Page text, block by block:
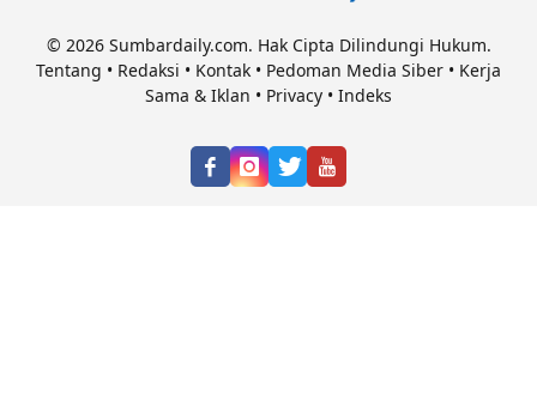
© 2026 Sumbardaily.com. Hak Cipta Dilindungi Hukum.
Tentang • Redaksi • Kontak • Pedoman Media Siber • Kerja
Sama & Iklan • Privacy • Indeks